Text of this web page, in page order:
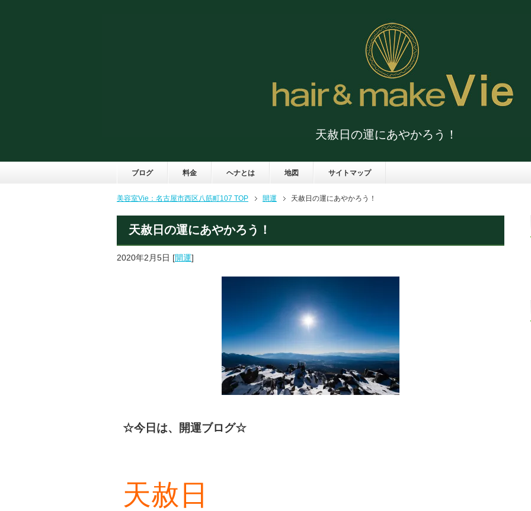
天赦日の運にあやかろう！
ブログ 料金 ヘナとは 地図 サイトマップ
美容室Vie：名古屋市西区八筋町107 TOP 開運 天赦日の運にあやかろう！
天赦日の運にあやかろう！
2020年2月5日 [開運]
☆今日は、開運ブログ☆
天赦日